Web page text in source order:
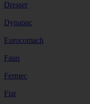
Dresser
Dynapac
Eurocomach
Faun
Fermec
Fiat